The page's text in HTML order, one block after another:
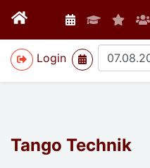
Login
>
Tango Technik